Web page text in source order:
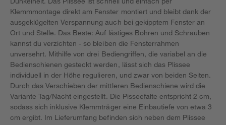
Klemmmontage direkt am Fenster montiert und bleibt dank der
ausgeklügelten Verspannung auch bei gekipptem Fenster an
Ort und Stelle. Das Beste: Auf lästiges Bohren und Schrauben
kannst du verzichten - so bleiben die Fensterrahmen
unversehrt. Mithilfe von drei Bediengriffen, die variabel an die
Bedienschienen gesteckt werden, lässt sich das Plissee
individuell in der Höhe regulieren, und zwar von beiden Seiten.
Durch das Verschieben der mittleren Bedienschiene wird die
Variante Tag/Nacht eingestellt. Die Pisseefalte entspricht 2 cm,
sodass sich inklusive Klemmträger eine Einbautiefe von etwa 3
cm ergibt. Im Lieferumfang befinden sich neben dem Plissee